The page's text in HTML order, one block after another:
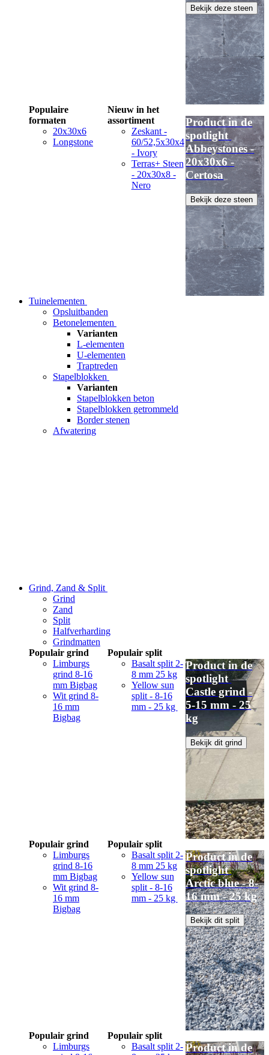
Bekijk deze steen
Populaire
formaten
20x30x6
Longstone
Nieuw in het
assortiment
Zeskant -
60/52,5x30x4
- Ivory
Terras+ Steen
- 20x30x8 -
Nero
Product in de
spotlight
Abbeystones -
20x30x6 -
Certosa
Bekijk deze steen
Tuinelementen
Opsluitbanden
Betonelementen
Varianten
L-elementen
U-elementen
Traptreden
Stapelblokken
Varianten
Stapelblokken beton
Stapelblokken getrommeld
Border stenen
Afwatering
Grind, Zand & Split
Grind
Zand
Split
Halfverharding
Grindmatten
Populair grind
Limburgs
grind 8-16
mm Bigbag
Wit grind 8-
16 mm
Bigbag
Populair split
Basalt split 2-
8 mm 25 kg
Yellow sun
split - 8-16
mm - 25 kg
Product in de
spotlight
Castle grind -
5-15 mm - 25
kg
Bekijk dit grind
Populair grind
Limburgs
grind 8-16
mm Bigbag
Wit grind 8-
16 mm
Bigbag
Populair split
Basalt split 2-
8 mm 25 kg
Yellow sun
split - 8-16
mm - 25 kg
Product in de
spotlight
Arctic blue - 8-
16 mm - 25 kg
Bekijk dit split
Populair grind
Limburgs
Populair split
Basalt split 2- Product in de